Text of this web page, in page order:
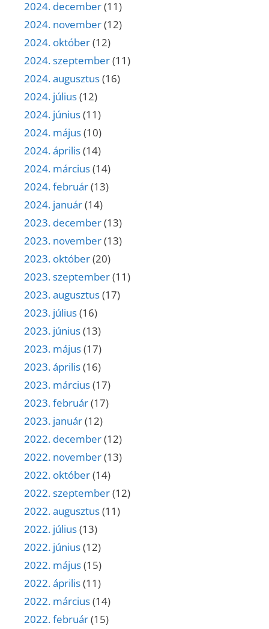
2024. december(11)
2024. november(12)
2024. október(12)
2024. szeptember(11)
2024. augusztus(16)
2024. július(12)
2024. június(11)
2024. május(10)
2024. április(14)
2024. március(14)
2024. február(13)
2024. január(14)
2023. december(13)
2023. november(13)
2023. október(20)
2023. szeptember(11)
2023. augusztus(17)
2023. július(16)
2023. június(13)
2023. május(17)
2023. április(16)
2023. március(17)
2023. február(17)
2023. január(12)
2022. december(12)
2022. november(13)
2022. október(14)
2022. szeptember(12)
2022. augusztus(11)
2022. július(13)
2022. június(12)
2022. május(15)
2022. április(11)
2022. március(14)
2022. február(15)